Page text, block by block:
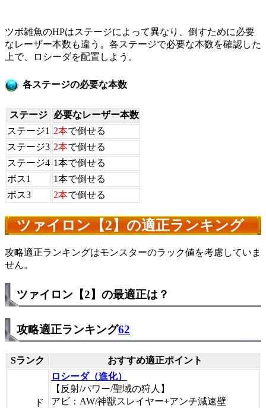
ツボ雑魚のHPはステージによって異なり、倒すために必要
なレーザー本数も違う。各ステージで必要な本数を確認した
上で、ロシーダを配置しよう。
各ステージの必要な本数
ステージ
必要なレーザー本数
ステージ1 2本で倒せる
ステージ3 2本で倒せる
ステージ4 1本で倒せる
ボス1
1本で倒せる
ボス3
2本で倒せる
ツァイロン【2】の適正ランキング
攻略適正ランキングはモンスターのラック値を考慮していま
せん。
ツァイロン【2】の最適正は？
攻略適正ランキング62
Sランク おすすめ適正ポイント
ド
ロシーダ（進化）
【反射/パワー/聖域の狩人】
アビ：AW/神獣スレイヤー+アンチ減速壁